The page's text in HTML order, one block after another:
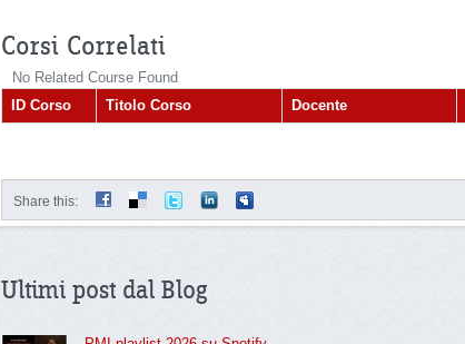
Corsi Correlati
No Related Course Found
ID Corso
Titolo Corso Docente
Share this:
Ultimi post dal Blog